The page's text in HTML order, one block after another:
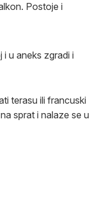
Postoje i
u aneks zgradi i
terasu ili francuski
sprat i nalaze se u